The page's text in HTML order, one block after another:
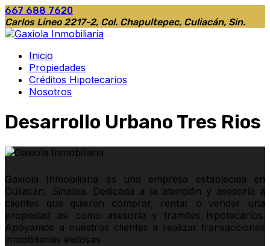
667 688 7620
Carlos Lineo 2217-2, Col. Chapultepec, Culiacán, Sin.
Inicio
Propiedades
Créditos Hipotecarios
Nosotros
Desarrollo Urbano Tres Rios
Gaxiola Inmobiliaria es una empresa establecida en
Culiacán, Sinaloa. Dedicada a la atención y asesoría a
clientes que quieren comprar, rentar o vender una
propiedad asi como asesoría y tramites hipotecaríos.
Apoyamos a nuestros clientes a realizar transacciones
inmobiliarias exitosas